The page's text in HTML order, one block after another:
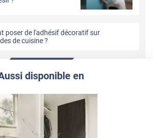
poser de l'adhésif décoratif sur
de cuisine ?
disponible en